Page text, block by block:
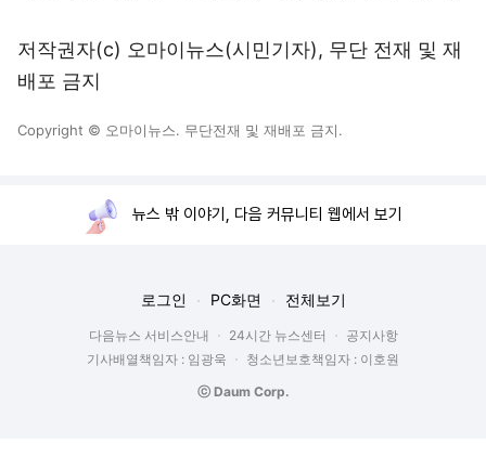
저작권자(c) 오마이뉴스(시민기자), 무단 전재 및 재
배포 금지
Copyright © 오마이뉴스. 무단전재 및 재배포 금지.
뉴스 밖 이야기, 다음 커뮤니티 웹에서 보기
로그인 PC화면 전체보기
다음뉴스 서비스안내 24시간 뉴스센터
공지사항
기사배열책임자 : 임광욱
청소년보호책임자 : 이호원
ⓒ Daum Corp.